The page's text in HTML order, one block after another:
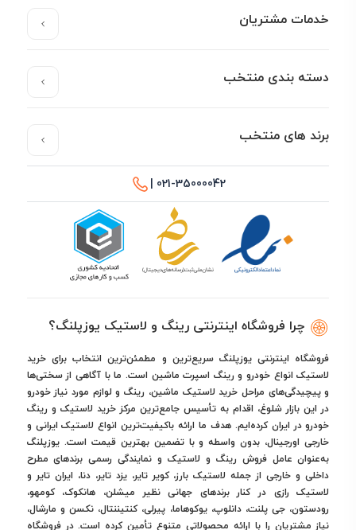
خدمات مشتریان
دسته بندی منتخب
برند های منتخب
021-35000042 |
چرا فروشگاه اینترنتی رینگ و لاستیک یوزپلنگ؟
فروشگاه اینترنتی یوزپلنگ سریع‌ترین و مطمئن‌ترین انتخاب برای خرید
لاستیک انواع خودرو و رینگ اسپرت ماشین است. ما با آگاهی از سختی‌ها
و پیچیدگی‌های مراحل خرید لاستیک ماشین، رینگ و لوازم مورد نیاز خودرو
در این بازار شلوغ، اقدام به تأسیس جامع‌ترین مرکز خرید لاستیک و رینگ
خودرو در ایران کرده‌ایم. هدف ما ارائه باکیفیت‌ترین انواع لاستیک ایرانی و
خارجی اورجینال، بدون واسطه و با تضمین بهترین قیمت است. یوزپلنگ
به‌عنوان عامل فروش رینگ و لاستیک و نمایندگی رسمی برندهای مطرح
داخلی و خارجی از جمله لاستیک بارز، کویر تایر، یزد تایر، دنا، ایران تایر و
لاستیک رازی در کنار برندهای جهانی نظیر میشلن، هانکوک، کومهو،
رودستون، جی پلنت، دانلوپ، یوکوهاما، پیرلی، کنتیننتال، نکسن و مارشال،
نیاز مشتریان را با ارائه محصولاتی متنوع تأمین کرده است. در فروشگاه